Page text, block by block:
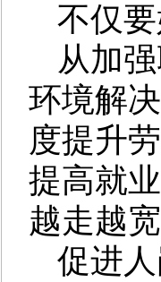
不仅
从加
环境解
度提升
提高就
越走越宽
促进